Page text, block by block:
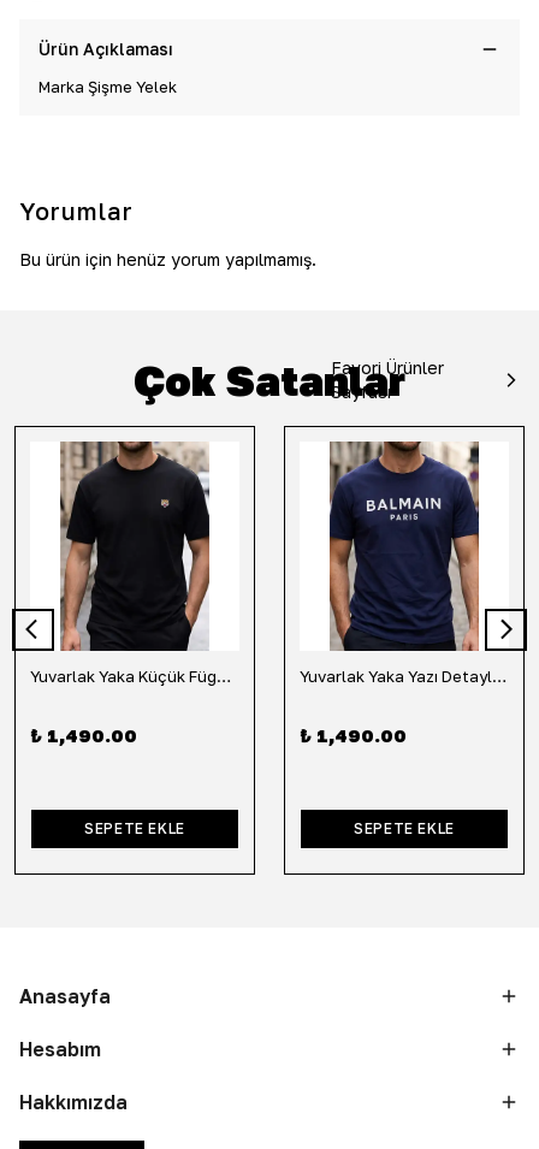
Ürün Açıklaması
Marka Şişme Yelek
Yorumlar
Bu ürün için henüz yorum yapılmamış.
Çok Satanlar
Favori Ürünler
Sayfası
Yuvarlak Yaka Küçük Fügür Detaylı Tişört-Siyah
₺ 1,490.00
SEPETE EKLE
Yuvarlak Yaka Yazı Detaylı Tişört-Lacivert
₺ 1,490.00
SEPETE EKLE
Anasayfa
Hesabım
Hakkımızda